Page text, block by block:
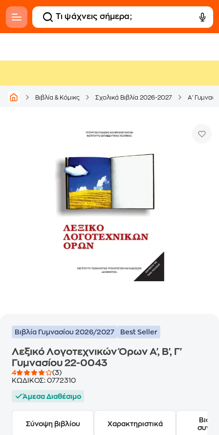
Βιβλία & Κόμικς Σχολικά Βιβλία 2026-2027 Α'
Βιβλία Γυμνασίου 2026/2027 Best Seller
Λεξικό Λογοτεχνικών Όρων Α', Β', Γ'
Γυμνασίου 22-0043
4
(3)
ΚΩΔΙΚΟΣ: 0772310
Άμεσα Διαθέσιμο
Σύνοψη βιβλίου Χαρακτηριστικά